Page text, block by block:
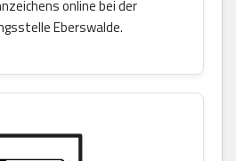
online bei der
Eberswalde.